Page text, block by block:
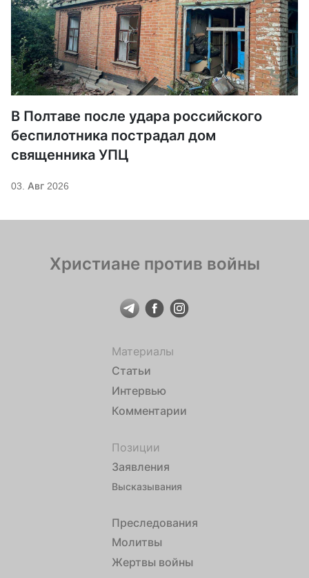
В Полтаве после удара российского
беспилотника пострадал дом
священника УПЦ
03. Авг 2026
Христиане против войны
Материалы
Статьи
Интервью
Комментарии
Позиции
Заявления
Высказывания
Преследования
Молитвы
Жертвы войны